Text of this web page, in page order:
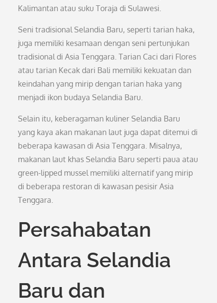
Kalimantan atau suku Toraja di Sulawesi.
Seni tradisional Selandia Baru, seperti tarian haka,
juga memiliki kesamaan dengan seni pertunjukan
tradisional di Asia Tenggara. Tarian Caci dari Flores
atau tarian Kecak dari Bali memiliki kekuatan dan
keindahan yang mirip dengan tarian haka yang
menjadi ikon budaya Selandia Baru.
Selain itu, keberagaman kuliner Selandia Baru
yang kaya akan makanan laut juga dapat ditemui di
beberapa kawasan di Asia Tenggara. Misalnya,
makanan laut khas Selandia Baru seperti paua atau
green-lipped mussel memiliki alternatif yang mirip
di beberapa restoran di kawasan pesisir Asia
Tenggara.
Persahabatan
Antara Selandia
Baru dan